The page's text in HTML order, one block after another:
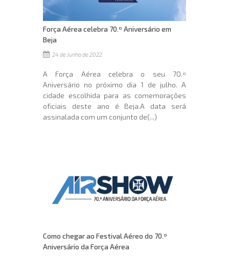
Força Aérea celebra 70.º Aniversário em
Beja
24 de Junho de 2022
A Força Aérea celebra o seu 70.º
Aniversário no próximo dia 1 de julho. A
cidade escolhida para as comemorações
oficiais deste ano é Beja.A data será
assinalada com um conjunto de(...)
Como chegar ao Festival Aéreo do 70.º
Aniversário da Força Aérea